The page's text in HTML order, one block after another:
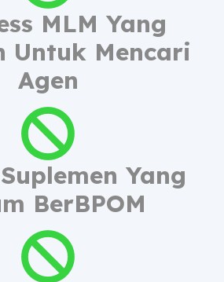
MLM Yang
Untuk Mencari
Agen
Yang
BerBPOM